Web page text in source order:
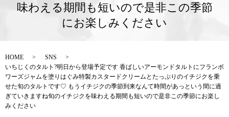
味わえる期間も短いので是非この季節
にお楽しみください
HOME
SNS
いちじくのタルト?明日から登場予定です 香ばしいアーモンドタルトにフランボ
ワーズジャムを塗りはぐみ特製カスタードクリームとたっぷりのイチジクを乗
せた旬のタルトです♡ もうイチジクの季節到来なんて時間があっという間に過
ぎていきますね旬のイチジクを味わえる期間も短いので是非この季節にお楽し
みください